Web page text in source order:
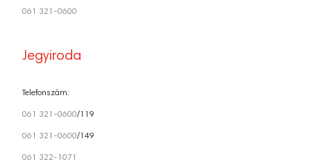
061 321-0600
Jegyiroda
Telefonszám:
061 321-0600/119
061 321-0600/149
061 322-1071